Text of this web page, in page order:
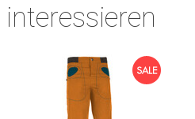
interessieren